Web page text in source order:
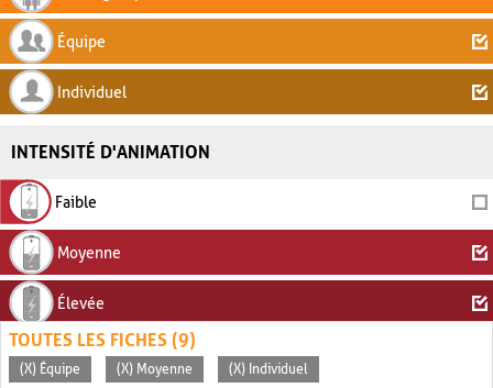
Équipe
Individuel
INTENSITÉ D'ANIMATION
Faible
Moyenne
Élevée
TOUTES LES FICHES (9)
(X) Équipe (X) Moyenne (X) Individuel